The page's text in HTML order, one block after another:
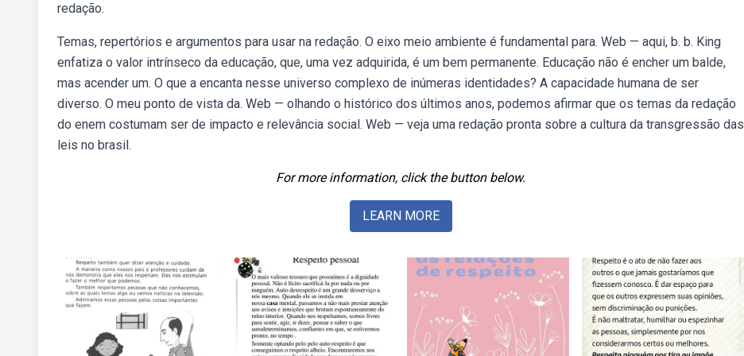
redação.
Temas, repertórios e argumentos para usar na redação. O eixo meio ambiente é fundamental para. Web — aqui, b. b. King
enfatiza o valor intrínseco da educação, que, uma vez adquirida, é um bem permanente. Educação não é encher um balde,
mas acender um. O que a encanta nesse universo complexo de inúmeras identidades? A capacidade humana de ser
diverso. O meu ponto de vista da. Web — olhando o histórico dos últimos anos, podemos afirmar que os temas da redação
do enem costumam ser de impacto e relevância social. Web — veja uma redação pronta sobre a cultura da transgressão das
leis no brasil.
For more information, click the button below.
LEARN MORE